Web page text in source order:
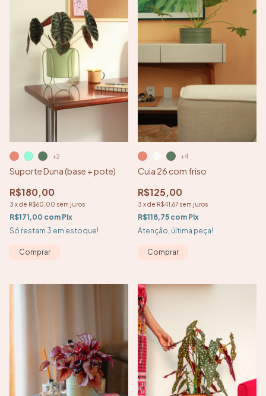
Suporte Duna (base + pote)
R$180,00
3 xde R$60,00 sem juros
R$171,00 com Pix
Só restam 3 em estoque!
+2
Comprar
Cuia 26 com friso
R$125,00
3 xde R$41,67 sem juros
R$118,75 com Pix
Atenção, última peça!
+4
Comprar